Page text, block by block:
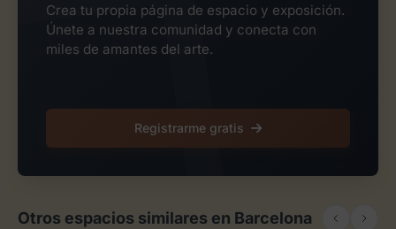
Crea tu propia página de espacio y exposición.
Únete a nuestra comunidad y conecta con
miles de amantes del arte.
Registrarme gratis
Otros espacios similares en Barcelona